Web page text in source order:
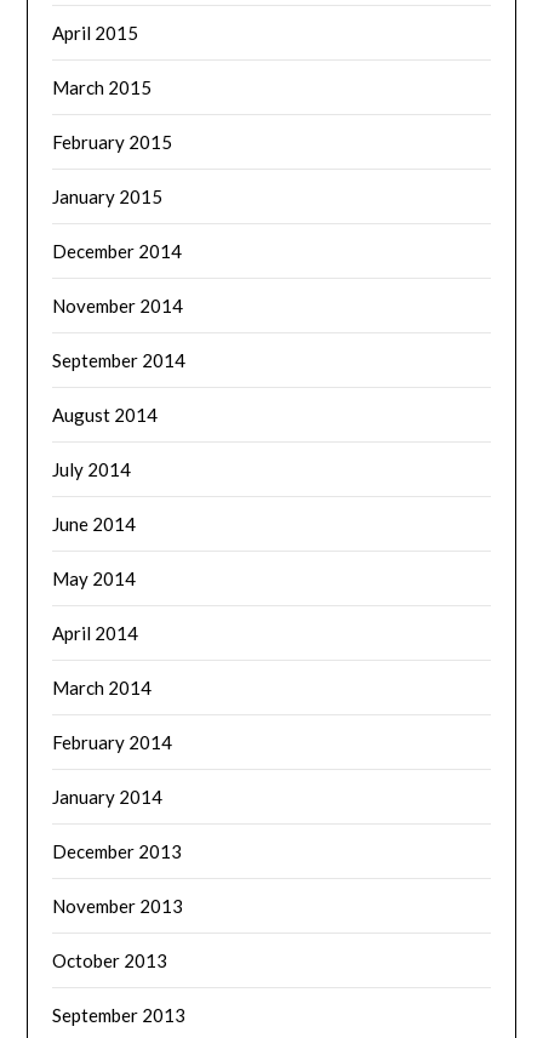
April 2015
March 2015
February 2015
January 2015
December 2014
November 2014
September 2014
August 2014
July 2014
June 2014
May 2014
April 2014
March 2014
February 2014
January 2014
December 2013
November 2013
October 2013
September 2013